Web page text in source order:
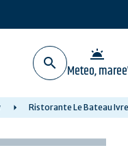
wb_twilight
Meteo, maree
Ristorante Le Bateau Ivre